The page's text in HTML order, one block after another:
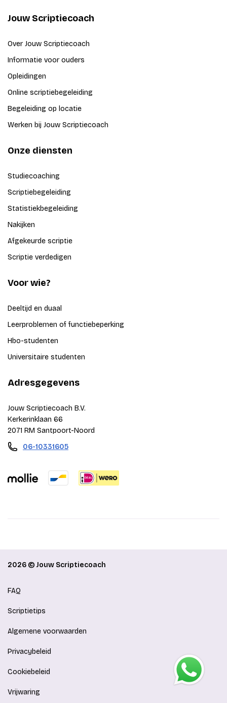
Jouw Scriptiecoach
Over Jouw Scriptiecoach
Informatie voor ouders
Opleidingen
Online scriptiebegeleiding
Begeleiding op locatie
Werken bij Jouw Scriptiecoach
Onze diensten
Studiecoaching
Scriptiebegeleiding
Statistiekbegeleiding
Nakijken
Afgekeurde scriptie
Scriptie verdedigen
Voor wie?
Deeltijd en duaal
Leerproblemen of functiebeperking
Hbo-studenten
Universitaire studenten
Adresgegevens
Jouw Scriptiecoach B.V.
Kerkerinklaan 66
2071 RM Santpoort-Noord
06-10331605
2026 © Jouw Scriptiecoach
FAQ
Scriptietips
Algemene voorwaarden
Privacybeleid
Cookiebeleid
Vrijwaring